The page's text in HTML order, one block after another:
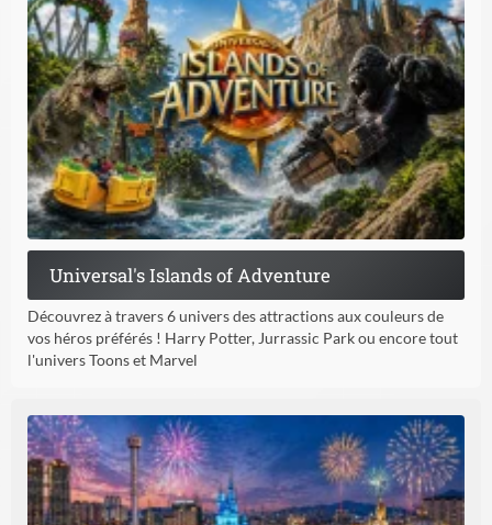
Universal's Islands of Adventure
Découvrez à travers 6 univers des attractions aux couleurs de
vos héros préférés ! Harry Potter, Jurrassic Park ou encore tout
l'univers Toons et Marvel